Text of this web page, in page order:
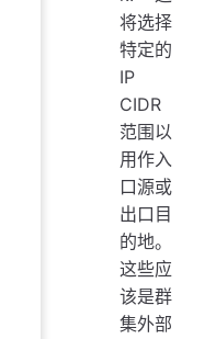
将选择
特定的
IP
CIDR
范围以
用作入
口源或
出口目
的地。
这些应
该是群
集外部